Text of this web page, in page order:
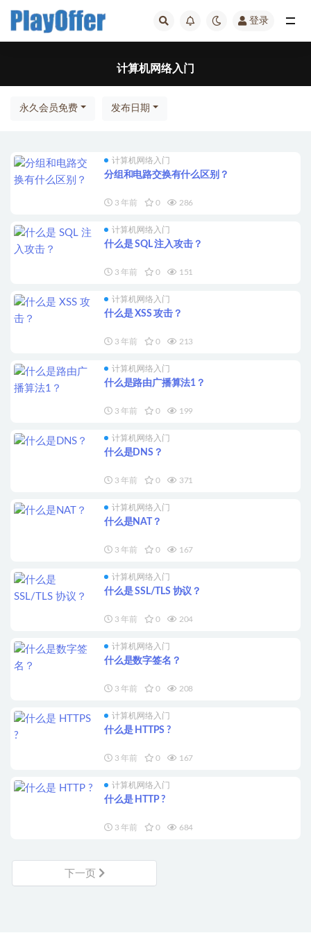
登录
计算机网络入门
永久会员免费 发布日期
计算机网络入门
分组和电路交换有什么区别？
3 年前 0 286
计算机网络入门
什么是 SQL 注入攻击？
3 年前 0 151
计算机网络入门
什么是 XSS 攻击？
3 年前 0 213
计算机网络入门
什么是路由广播算法1？
3 年前 0 199
计算机网络入门
什么是DNS？
3 年前 0 371
计算机网络入门
什么是NAT？
3 年前 0 167
计算机网络入门
什么是 SSL/TLS 协议？
3 年前 0 204
计算机网络入门
什么是数字签名？
3 年前 0 208
计算机网络入门
什么是 HTTPS ?
3 年前 0 167
计算机网络入门
什么是 HTTP ?
3 年前 0 684
下一页